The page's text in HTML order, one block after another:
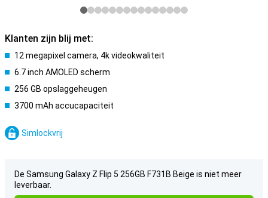
Klanten zijn blij met:
12 megapixel camera, 4k videokwaliteit
6.7 inch AMOLED scherm
256 GB opslaggeheugen
3700 mAh accucapaciteit
Simlockvrij
De Samsung Galaxy Z Flip 5 256GB F731B Beige is niet meer
leverbaar.